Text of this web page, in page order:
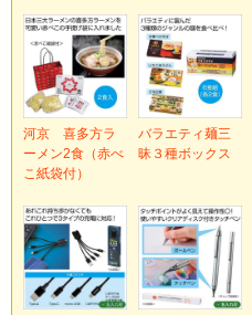
河京 喜多方ラ
ーメン2食（赤べ
こ紙袋付）
バラエティ麺三
昧３種ボックス